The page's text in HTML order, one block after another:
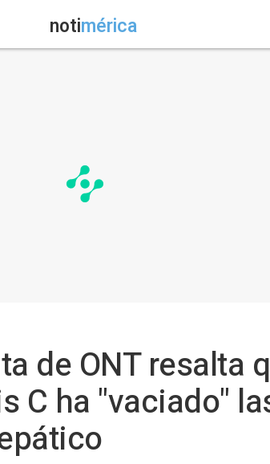
notimérica
de ONT resalta
C ha "vaciado"